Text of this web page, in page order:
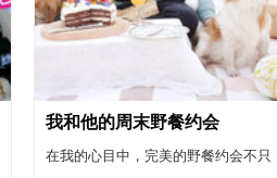
我和他的周末野餐约会
在我的心目中，完美的野餐约会不只